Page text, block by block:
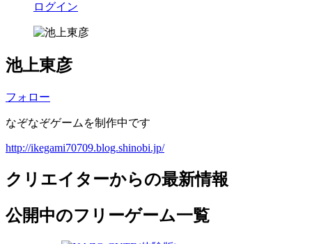
ログイン
池上東彦
フォロー
なぞなぞゲームを制作中です
http://ikegami70709.blog.shinobi.jp/
クリエイターからの最新情報
公開中のフリーゲーム一覧